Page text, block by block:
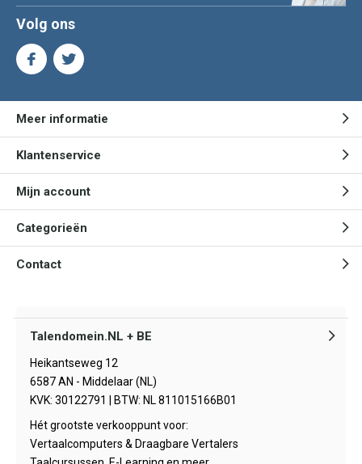
Volg ons
Meer informatie
Klantenservice
Mijn account
Categorieën
Contact
Talendomein.NL + BE
Heikantseweg 12
6587 AN - Middelaar (NL)
KVK: 30122791 | BTW: NL 811015166B01
Hét grootste verkooppunt voor:
Vertaalcomputers & Draagbare Vertalers